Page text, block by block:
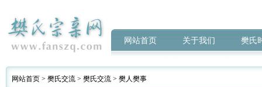
网站首页 关于我们 樊氏
网站首页 > 樊氏交流 > 樊氏交流 > 樊人樊事